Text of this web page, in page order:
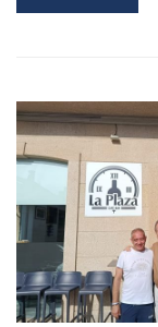
MORE
ROBERTO
CARRERO,
VISITOU
A
NOVA
LAVANDERÍA
AUTOSERVICIO
“AQUAFLASH”
NA
CAMPAÑA
DE